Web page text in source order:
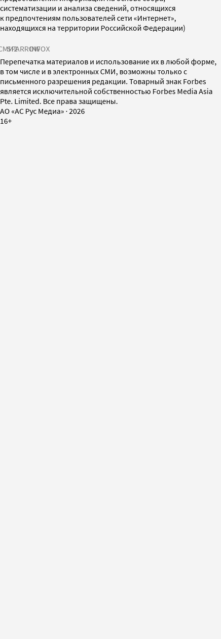
систематизации и анализа сведений, относящихся
к предпочтениям пользователей сети «Интернет»,
находящихся на территории Российской Федерации)
SPARROWINFOX
Перепечатка материалов и использование их в любой форме,
в том числе и в электронных СМИ, возможны только с
письменного разрешения редакции. Товарный знак Forbes
является исключительной собственностью Forbes Media Asia
Pte. Limited. Все права защищены.
AO «АС Рус Медиа» · 2026
16+